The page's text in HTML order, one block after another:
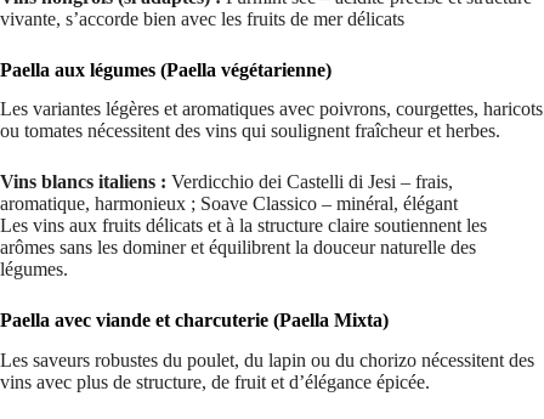
vivante, s’accorde bien avec les fruits de mer délicats
Paella aux légumes (Paella végétarienne)
Les variantes légères et aromatiques avec poivrons, courgettes, haricots
ou tomates nécessitent des vins qui soulignent fraîcheur et herbes.
Vins blancs italiens : Verdicchio dei Castelli di Jesi – frais,
aromatique, harmonieux ; Soave Classico – minéral, élégant
Les vins aux fruits délicats et à la structure claire soutiennent les
arômes sans les dominer et équilibrent la douceur naturelle des
légumes.
Paella avec viande et charcuterie (Paella Mixta)
Les saveurs robustes du poulet, du lapin ou du chorizo nécessitent des
vins avec plus de structure, de fruit et d’élégance épicée.